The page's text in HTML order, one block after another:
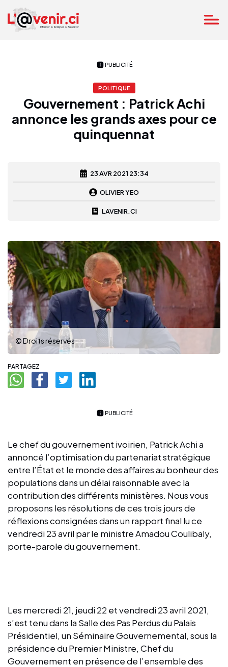
PUBLICITÉ
POLITIQUE
Gouvernement : Patrick Achi
annonce les grands axes pour ce
quinquennat
23 AVR 2021 23:34
OLIVIER YEO
LAVENIR.CI
© Droits réservés
PARTAGEZ
PUBLICITÉ
Le chef du gouvernement ivoirien, Patrick Achi a
annoncé l’optimisation du partenariat stratégique
entre l’État et le monde des affaires au bonheur des
populations dans un délai raisonnable avec la
contribution des différents ministères. Nous vous
proposons les résolutions de ces trois jours de
réflexions consignées dans un rapport final lu ce
vendredi 23 avril par le ministre Amadou Coulibaly,
porte-parole du gouvernement.
Les mercredi 21, jeudi 22 et vendredi 23 avril 2021,
s’est tenu dans la Salle des Pas Perdus du Palais
Présidentiel, un Séminaire Gouvernemental, sous la
présidence du Premier Ministre, Chef du
Gouvernement en présence de l’ensemble des